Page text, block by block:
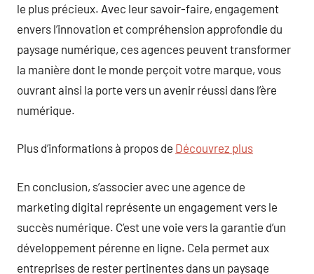
le plus précieux. Avec leur savoir-faire, engagement
envers l’innovation et compréhension approfondie du
paysage numérique, ces agences peuvent transformer
la manière dont le monde perçoit votre marque, vous
ouvrant ainsi la porte vers un avenir réussi dans l’ère
numérique.
Plus d’informations à propos de Découvrez plus
En conclusion, s’associer avec une agence de
marketing digital représente un engagement vers le
succès numérique. C’est une voie vers la garantie d’un
développement pérenne en ligne. Cela permet aux
entreprises de rester pertinentes dans un paysage